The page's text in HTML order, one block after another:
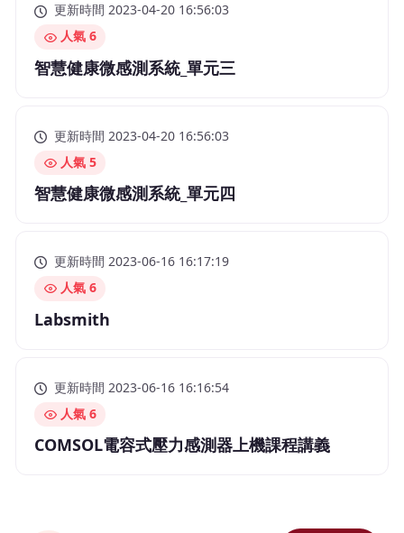
更新時間 2023-04-20 16:56:03
人氣 6
智慧健康微感測系統_單元三
更新時間 2023-04-20 16:56:03
人氣 5
智慧健康微感測系統_單元四
更新時間 2023-06-16 16:17:19
人氣 6
Labsmith
更新時間 2023-06-16 16:16:54
人氣 6
COMSOL電容式壓力感測器上機課程講義